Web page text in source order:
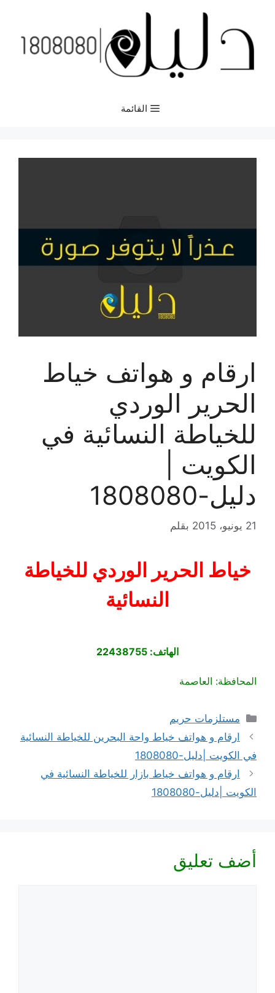
المحتوى
القائمة
ارقام و هواتف خياط
الحرير الوردي
للخياطة النسائية في
الكويت |
دليل-1808080
21 يونيو، 2015 بقلم
خياط الحرير الوردي للخياطة
النسائية
الهاتف: 22438755
المحافظة: العاصمة
التصنيفات
مستلزمات حريم
ارقام و هواتف خياط واحة البحرين للخياطة النسائية
في الكويت |دليل-1808080
ارقام و هواتف خياط بازار للخياطة النسائية في
الكويت |دليل-1808080
أضف تعليق